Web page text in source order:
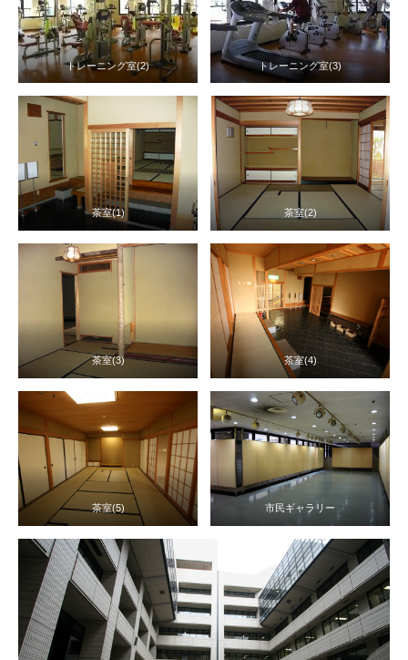
トレーニング室(2) トレーニング室(3)
茶室(1) 茶室(2)
茶室(3) 茶室(4)
茶室(5) 市民ギャラリー